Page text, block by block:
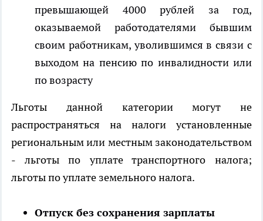
превышающей 4000 рублей за год,
оказываемой работодателями бывшим
своим работникам, уволившимся в связи с
выходом на пенсию по инвалидности или
по возрасту
Льготы данной категории могут не
распространяться на налоги установленные
региональным или местным законодательством
- льготы по уплате транспортного налога;
льготы по уплате земельного налога.
Отпуск без сохранения зарплаты